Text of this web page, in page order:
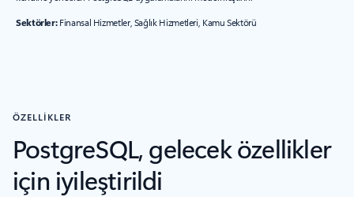
Sektörler:Finansal Hizmetler, Sağlık Hizmetleri, Kamu Sektörü
ÖZELLIKLER
PostgreSQL, gelecek özellikler
için iyileştirildi